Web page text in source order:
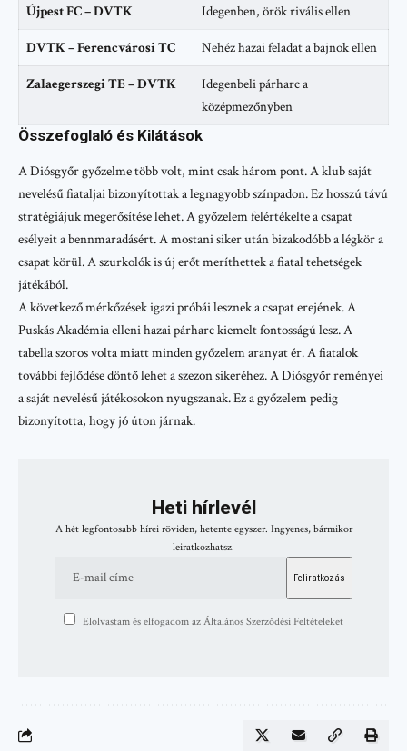
Újpest FC – DVTK Idegenben, örök rivális ellen
DVTK – Ferencvárosi TC Nehéz hazai feladat a bajnok ellen
Zalaegerszegi TE – DVTK
Idegenbeli párharc a
középmezőnyben
Összefoglaló és Kilátások
A Diósgyőr győzelme több volt, mint csak három pont. A klub saját
nevelésű fiataljai bizonyítottak a legnagyobb színpadon. Ez hosszú távú
stratégiájuk megerősítése lehet. A győzelem felértékelte a csapat
esélyeit a bennmaradásért. A mostani siker után bizakodóbb a légkör a
csapat körül. A szurkolók is új erőt meríthettek a fiatal tehetségek
játékából.
A következő mérkőzések igazi próbái lesznek a csapat erejének. A
Puskás Akadémia elleni hazai párharc kiemelt fontosságú lesz. A
tabella szoros volta miatt minden győzelem aranyat ér. A fiatalok
további fejlődése döntő lehet a szezon sikeréhez. A Diósgyőr reményei
a saját nevelésű játékosokon nyugszanak. Ez a győzelem pedig
bizonyította, hogy jó úton járnak.
Heti hírlevél
A hét legfontosabb hírei röviden, hetente egyszer. Ingyenes, bármikor
leiratkozhatsz.
Elolvastam és elfogadom az Általános Szerződési Feltételeket